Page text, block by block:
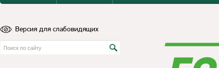
Версия для слабовидящих